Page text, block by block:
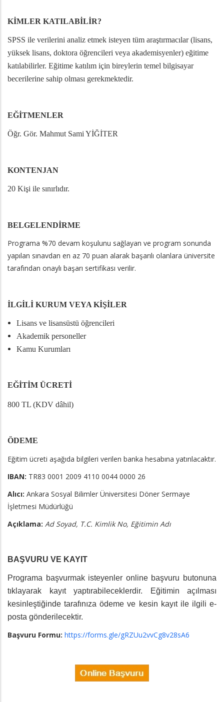
KİMLER KATILABİLİR?
SPSS ile verilerini analiz etmek isteyen tüm araştırmacılar (lisans,
yüksek lisans, doktora öğrencileri veya akademisyenler) eğitime
katılabilirler. Eğitime katılım için bireylerin temel bilgisayar
becerilerine sahip olması gerekmektedir.
EĞİTMENLER
Öğr. Gör. Mahmut Sami YİĞİTER
KONTENJAN
20 Kişi ile sınırlıdır.
BELGELENDİRME
Programa %70 devam koşulunu sağlayan ve program sonunda
yapılan sınavdan en az 70 puan alarak başarılı olanlara üniversite
tarafından onaylı başarı sertifikası verilir.
İLGİLİ KURUM VEYA KİŞİLER
Lisans ve lisansüstü öğrencileri
Akademik personeller
Kamu Kurumları
EĞİTİM ÜCRETİ
800 TL (KDV dâhil)
ÖDEME
Eğitim ücreti aşağıda bilgileri verilen banka hesabına yatırılacaktır.
IBAN: TR83 0001 2009 4110 0044 0000 26
Alıcı: Ankara Sosyal Bilimler Üniversitesi Döner Sermaye
İşletmesi Müdürlüğü
Açıklama: Ad Soyad, T.C. Kimlik No, Eğitimin Adı
BAŞVURU VE KAYIT
Programa başvurmak isteyenler online başvuru butonuna
tıklayarak kayıt yaptırabileceklerdir. Eğitimin açılması
kesinleştiğinde tarafınıza ödeme ve kesin kayıt ile ilgili e-
posta gönderilecektir.
Başvuru Formu: https://forms.gle/gRZUu2vvCg8v28sA6